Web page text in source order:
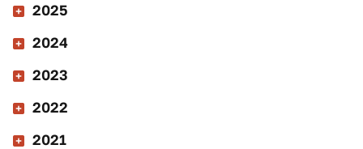
2025
2024
2023
2022
2021